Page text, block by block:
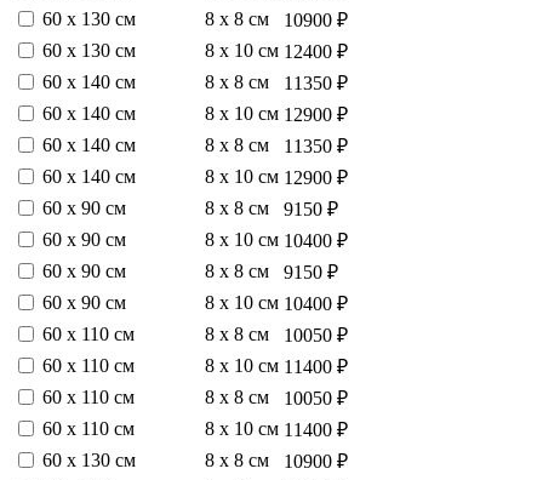
60 х 130 см
8 х 8 см
10900 ₽
60 х 130 см
8 х 10 см 12400 ₽
60 х 140 см
8 х 8 см
11350 ₽
60 х 140 см
8 х 10 см 12900 ₽
60 х 140 см
8 х 8 см
11350 ₽
60 х 140 см
8 х 10 см 12900 ₽
60 х 90 см
8 х 8 см
9150 ₽
60 х 90 см
8 х 10 см 10400 ₽
60 х 90 см
8 х 8 см
9150 ₽
60 х 90 см
8 х 10 см 10400 ₽
60 х 110 см
8 х 8 см
10050 ₽
60 х 110 см
8 х 10 см 11400 ₽
60 х 110 см
8 х 8 см
10050 ₽
60 х 110 см
8 х 10 см 11400 ₽
60 х 130 см
8 х 8 см
10900 ₽